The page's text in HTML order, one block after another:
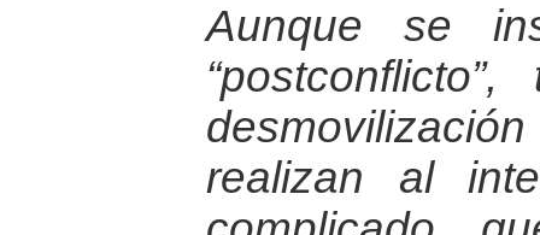
Aunque se
realizan al